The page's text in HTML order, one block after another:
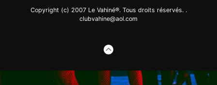
Copyright (c) 2007 Le Vahiné®. Tous droits réservés. .
clubvahine@aol.com